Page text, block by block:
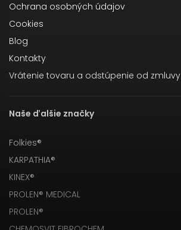
Ochrana osobných údajov
Cookies
Blog
Kontakty
Vrátenie tovaru a odstúpenie od zmluvy
Naše ďalšie značky
Folkies®
KARPATHIA®
KINEX®
PROLEN® MEDICAL
PROLEN®